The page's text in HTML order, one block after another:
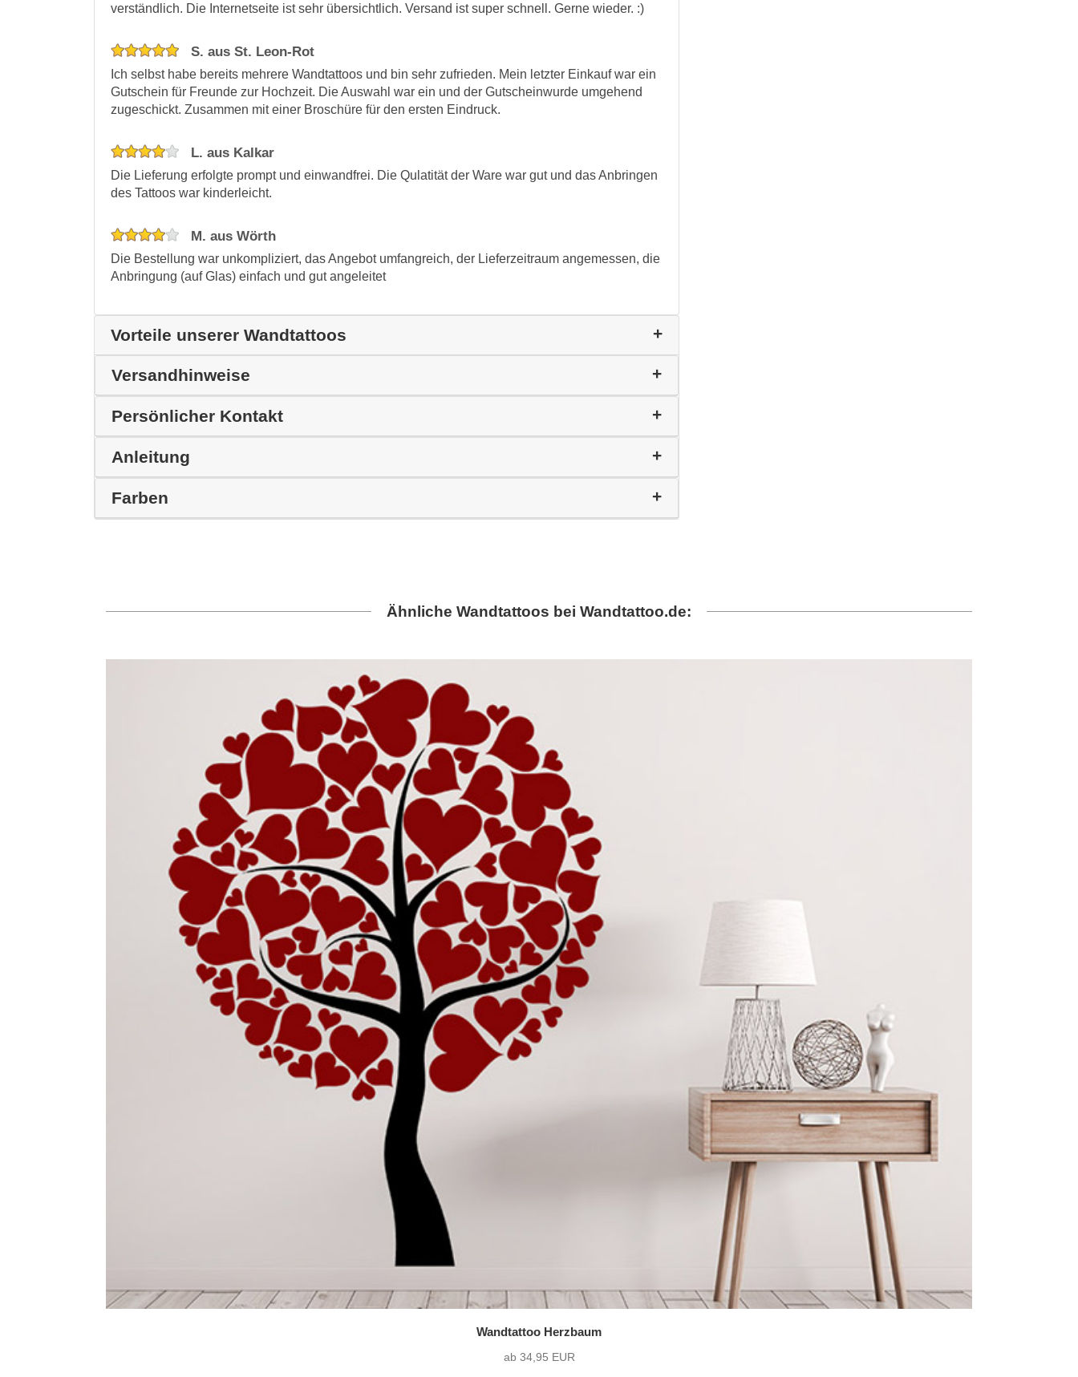
verständlich. Die Internetseite ist sehr übersichtlich. Versand ist super schnell. Gerne wieder. :)
S. aus St. Leon-Rot
Ich selbst habe bereits mehrere Wandtattoos und bin sehr zufrieden. Mein letzter Einkauf war ein
Gutschein für Freunde zur Hochzeit. Die Auswahl war ein und der Gutscheinwurde umgehend
zugeschickt. Zusammen mit einer Broschüre für den ersten Eindruck.
L. aus Kalkar
Die Lieferung erfolgte prompt und einwandfrei. Die Qulatität der Ware war gut und das Anbringen
des Tattoos war kinderleicht.
M. aus Wörth
Die Bestellung war unkompliziert, das Angebot umfangreich, der Lieferzeitraum angemessen, die
Anbringung (auf Glas) einfach und gut angeleitet
Vorteile unserer Wandtattoos
Versandhinweise
Persönlicher Kontakt
Anleitung
Farben
Ähnliche Wandtattoos bei Wandtattoo.de:
Wandtattoo Herzbaum
ab 34,95 EUR